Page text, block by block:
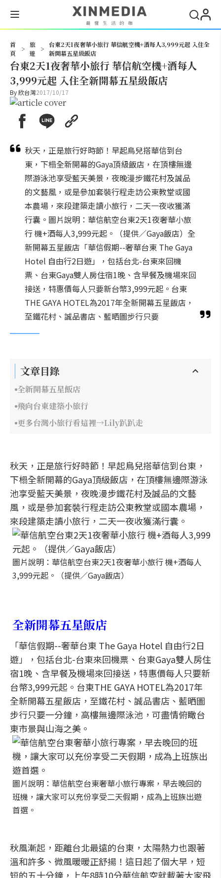
首
頁
>
旅
遊
>
台東2天1夜奢華小旅行 華信航空機+酒每人3,999元起 入住全
新開幕五星級飯店
台東2天1夜奢華小旅行 華信航空機+酒每人
3,999元起 入住全新開幕五星級飯店
By欣台灣2017/10/17
秋天，正是旅行好時節！早起鳥兒搭華信到台
東，下榻全新開幕的Gaya頂級飯店，在頂樓無邊
際游泳池享受藍天美景，夜晚漫步鐵花村及誠品
的文藝風，或是參加套裝行程走訪公東教堂或國
本農場，來段建築走讀小旅行，二天一夜收獲滿
行囊。圖片說明：華信航空台東2天1夜奢華小旅
行 機+酒每人3,999元起。（提供／Gaya飯店）全
新開幕五星飯店「華信假期--奢華台東 The Gaya
Hotel 自由行2日遊」，包括台北-台東來回機
票、台東Gaya雙人房住宿1晚、含早餐及機場來回
接送，特惠價每人只要新台幣3,999元起。台東
THE GAYA HOTEL為2017年全新開幕五星飯店，
至鐵花村、誠品書店、藍晒圖步行只要
文章目錄
全新開幕五星飯店
飛向台東建築小旅行
更多台灣小旅行看這裡→Lily趴趴走
秋天，正是旅行好時節！早起鳥兒搭華信到台東，
下榻全新開幕的Gaya頂級飯店，在頂樓無邊際游泳
池享受藍天美景，夜晚漫步鐵花村及誠品的文藝
風，或是參加套裝行程走訪公東教堂或國本農場，
來段建築走讀小旅行，二天一夜收獲滿行囊。
圖片說明：華信航空台東2天1夜奢華小旅行 機+酒每人
3,999元起。（提供／Gaya飯店）
全新開幕五星飯店
「華信假期--奢華台東 The Gaya Hotel 自由行2日
遊」，包括台北-台東來回機票、台東Gaya雙人房住
宿1晚、含早餐及機場來回接送，特惠價每人只要新
台幣3,999元起。台東THE GAYA HOTEL為2017年
全新開幕五星飯店，至鐵花村、誠品書店、藍晒圖
步行只要一分鐘，高樓無邊際泳池，可盡情俯瞰台
東市景與山海之美。
圖片說明：華信航空台東奢華小旅行專案，早去晚回的
班機，讓大家可以充份享受二天假期，成為上班族出遊
首選。
秋風漸起，距離台北最遠的台東，太陽熱力也跟著
溫和許多、微風暖暖正舒揚！這日起了個大早，短
短的五十分鐘，上午8時10分華信航空就載著大家飛